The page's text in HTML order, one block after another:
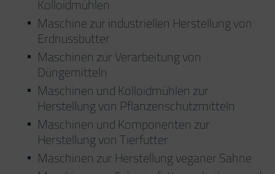
Kolloidmühlen
Maschine zur industriellen Herstellung von
Erdnussbutter
Maschinen zur Verarbeitung von
Düngemitteln
Maschinen und Kolloidmühlen zur
Herstellung von Pflanzenschutzmitteln
Maschinen und Komponenten zur
Herstellung von Tierfutter
Maschinen zur Herstellung veganer Sahne